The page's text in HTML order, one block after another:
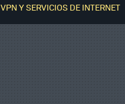
VPN Y SERVICIOS DE INTERNET